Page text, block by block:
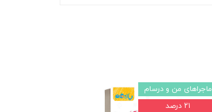
ماجراهای من و درسام
۲۱ درصد